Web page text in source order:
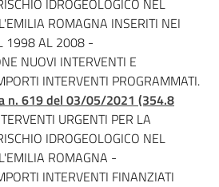
IDROGEOLOGICO NEL
ROMAGNA INSERITI NEI
1998 AL 2008 -
NUOVI INTERVENTI E
INTERVENTI PROGRAMMATI.
n. 619 del 03/05/2021 (354.8
URGENTI PER LA
IDROGEOLOGICO NEL
ROMAGNA -
INTERVENTI FINANZIATI